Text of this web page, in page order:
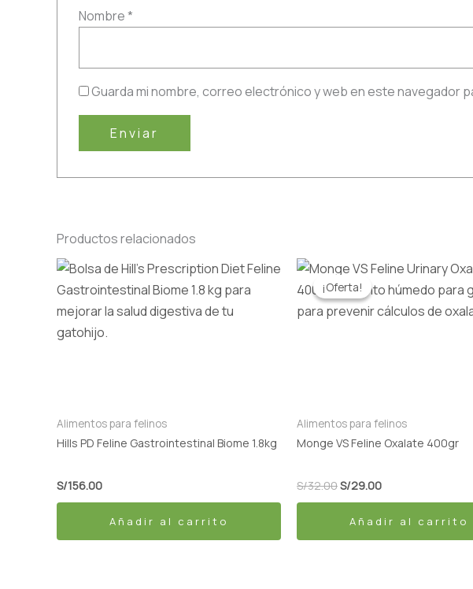
Nombre*
Guarda mi nombre, correo electrónico y web en este navegador
Productos relacionados
Alimentos para felinos
Hills PD Feline Gastrointestinal Biome 1.8kg
S/156.00
Añadir al carrito
¡Oferta!
¡Oferta!
Alimentos para felinos
Monge VS Feline Oxalate 400gr
S/32.00
El
precio
original
era:
S/29.00
El
actual
es:
Añadir al carrito